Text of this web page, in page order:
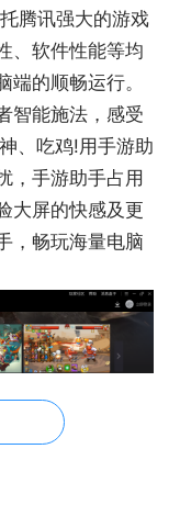
腾讯强大的游戏
、软件性能等均
的顺畅运行。
智能施法，感受
、吃鸡!用手游助
，手游助手占用
大屏的快感及更
，畅玩海量电脑